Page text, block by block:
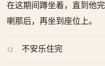
在这期间蹲坐着，直到他
喇那后，再坐到座位上。
12 不安乐住完